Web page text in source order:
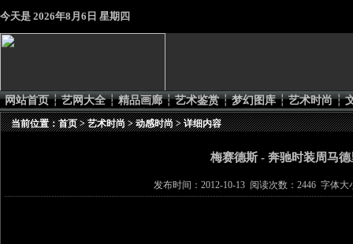
今天是 2026年8月6日 星期四
网站首页 ┆ 艺网大全 ┆ 精品画廊 ┆ 艺术鉴赏 ┆ 梦幻图库 ┆ 艺术时尚 ┆
当前位置：首页>艺术时尚>动感时尚> 详细内容
梅赛德斯 - 奔驰时装周马德
发布时间：2012-10-13 阅读次数：2446 字体大